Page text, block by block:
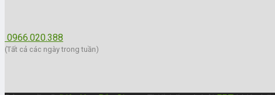
0966.020.388
(Tất cả các ngày trong tuần)